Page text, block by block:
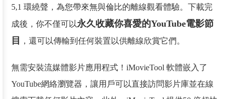
5,1 環繞聲，為您帶來無與倫比的離線觀看體驗。下載完
成後，你不僅可以永久收藏你喜愛的YouTube電影節
目
，還可以傳輸到任何裝置以供離線欣賞它們。
無需安裝流媒體影片應用程式！iMovieTool 軟體嵌入了
YouTube網絡瀏覽器，讓用戶可以直接訪問影片庫並在線